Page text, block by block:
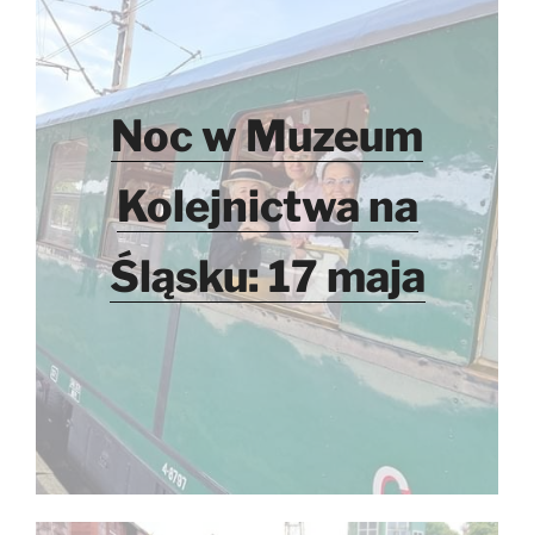
Noc w Muzeum
Kolejnictwa na
Śląsku: 17 maja